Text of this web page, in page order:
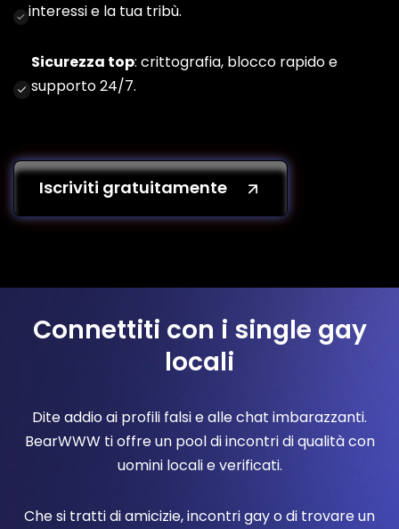
interessi e la tua tribù.
Sicurezza top: crittografia, blocco rapido e
supporto 24/7.
Iscriviti gratuitamente
Connettiti con i single gay
locali
Dite addio ai profili falsi e alle chat imbarazzanti.
BearWWW ti offre un pool di incontri di qualità con
uomini locali e verificati.
Che si tratti di amicizie, incontri gay o di trovare un